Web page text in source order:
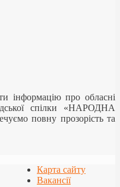
інформацію про обласні
спілки «НАРОДНА
повну прозорість та
Карта сайту
Вакансії